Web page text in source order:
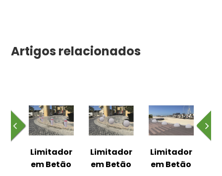
Artigos relacionados
Limitador
em Betão
Limitador
em Betão
Limitador
em Betão